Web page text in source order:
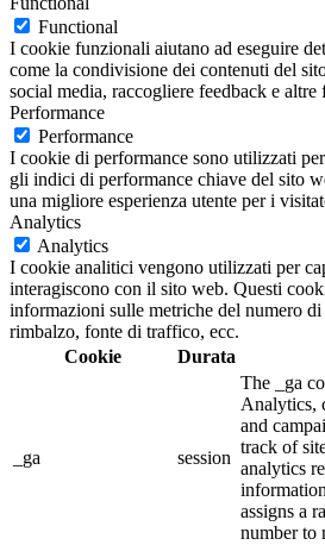
Functional
I cookie funzionali aiutano ad eseguire
come la condivisione dei contenuti del
social media, raccogliere feedback e
Performance
Performance
I cookie di performance sono utilizzati
gli indici di performance chiave del sito
una migliore esperienza utente per i
Analytics
Analytics
I cookie analitici vengono utilizzati per
interagiscono con il sito web. Questi
informazioni sulle metriche del numero
rimbalzo, fonte di traffico, ecc.
Cookie
Durata
_ga session
The _ga
Analytics,
and
track of
analytics
assigns a
number to